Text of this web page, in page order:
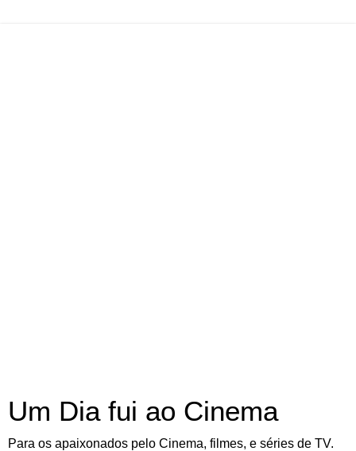
Um Dia fui ao Cinema
Para os apaixonados pelo Cinema, filmes, e séries de TV.